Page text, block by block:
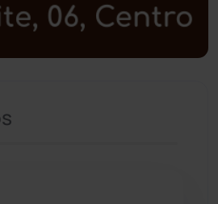
(03)
Qu... (125)